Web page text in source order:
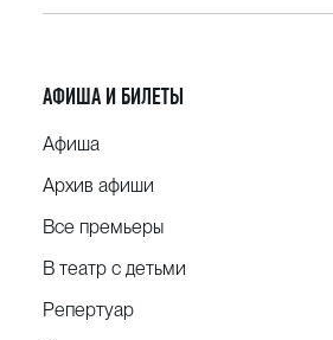
Хореография Александра
Эдвард Хельстед (1816—1900)
Хореография Августа
София Мордвинова, Николай
и обучающиеся старших
Лео Делиб
Вальс часов из балета
Хореография Александра
АФИША И БИЛЕТЫ
Афиша
Архив афиши
Все премьеры
В театр с детьми
Репертуар